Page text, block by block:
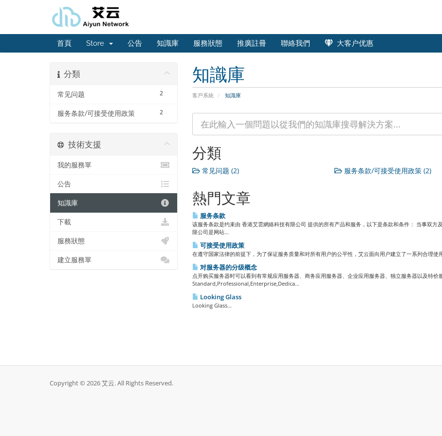
首頁 Store 公告 知識庫 服務狀態 推廣註冊 聯絡我們 大客户优惠
知識庫
客戶系統 知識庫
分類
2
常见问题
2
服务条款/可接受使用政策
分類
常见问题 (2) 服务条款/可接受使用政策 (2)
熱門文章
服务条款
该服务条款是约束由 香港艾雲網絡科技有限公司 提供的所有产品和服务，以下是条款和条件： 当事双
限公司是网站...
可接受使用政策
在遵守国家法律的前提下，为了保证服务质量和对所有用户的公平性，艾云面向用户建立了一系列合理使
对服务器的分级概念
点开购买服务器时可以看到有常规应用服务器、商务应用服务器、企业应用服务器、独立服务器以及特价
Standard,Professional,Enterprise,Dedica...
Looking Glass
Looking Glass...
技術支援
我的服務單
公告
知識庫
下載
服務狀態
建立服務單
Copyright © 2026 艾云. All Rights Reserved.